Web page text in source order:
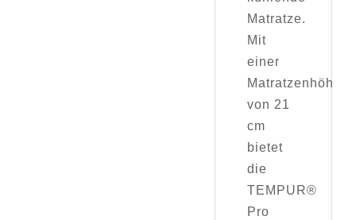
Matratze.
Mit
einer
Matratzenhöhe
von 21
cm
bietet
die
TEMPUR®
Pro